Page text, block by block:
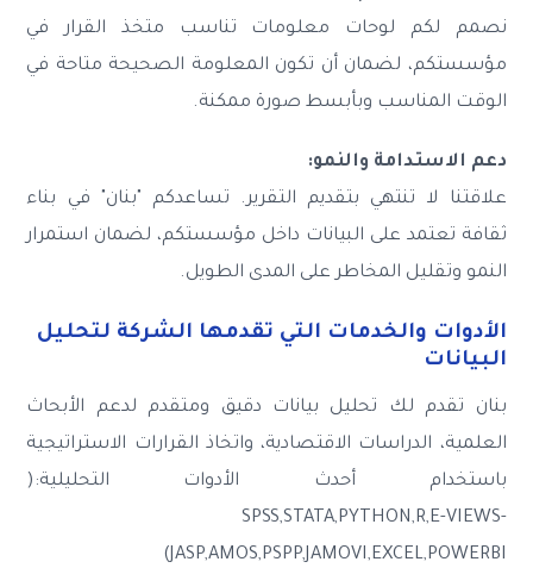
نصمم لكم لوحات معلومات تناسب متخذ القرار في
مؤسستكم، لضمان أن تكون المعلومة الصحيحة متاحة في
الوقت المناسب وبأبسط صورة ممكنة.
دعم الاستدامة والنمو:
علاقتنا لا تنتهي بتقديم التقرير. تساعدكم "بنان" في بناء
ثقافة تعتمد على البيانات داخل مؤسستكم، لضمان استمرار
النمو وتقليل المخاطر على المدى الطويل.
الأدوات والخدمات التي تقدمها الشركة لتحليل
البيانات
بنان تقدم لك تحليل بيانات دقيق ومتقدم لدعم الأبحاث
العلمية، الدراسات الاقتصادية، واتخاذ القرارات الاستراتيجية
باستخدام أحدث الأدوات التحليلية:(
SPSS,STATA,PYTHON,R,E-VIEWS-
JASP,AMOS,PSPP,JAMOVI,EXCEL,POWERBI)